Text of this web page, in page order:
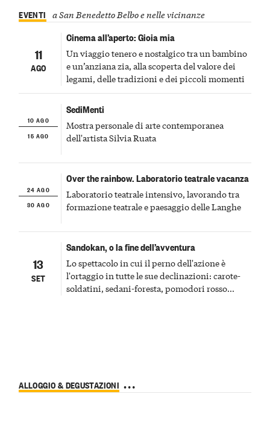
EVENTI a San Benedetto Belbo e nelle vicinanze
11
AGO
Cinema all’aperto: Gioia mia
Un viaggio tenero e nostalgico tra un bambino
e un’anziana zia, alla scoperta del valore dei
legami, delle tradizioni e dei piccoli momenti
10 AGO
15 AGO
SediMenti
Mostra personale di arte contemporanea
dell'artista Silvia Ruata
24 AGO
30 AGO
Over the rainbow. Laboratorio teatrale vacanza
Laboratorio teatrale intensivo, lavorando tra
formazione teatrale e paesaggio delle Langhe
13
SET
Sandokan, o la fine dell’avventura
Lo spettacolo in cui il perno dell'azione è
l'ortaggio in tutte le sue declinazioni: carote-
soldatini, sedani-foresta, pomodori rosso
ALLOGGIO & DEGUSTAZIONI a San Benedetto Belbo e nelle